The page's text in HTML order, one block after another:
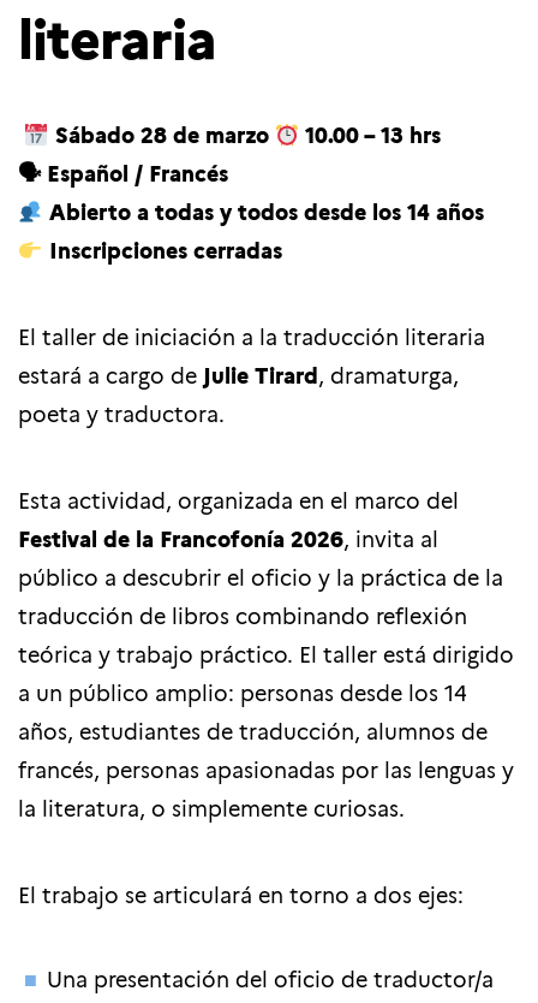
literaria
Sábado 28 de marzo
10.00 – 13 hrs
🗣 Español / Francés
Abierto a todas y todos desde los 14 años
Inscripciones cerradas
El taller de iniciación a la traducción literaria
estará a cargo de Julie Tirard, dramaturga,
poeta y traductora.
Esta actividad, organizada en el marco del
Festival de la Francofonía 2026, invita al
público a descubrir el oficio y la práctica de la
traducción de libros combinando reflexión
teórica y trabajo práctico. El taller está dirigido
a un público amplio: personas desde los 14
años, estudiantes de traducción, alumnos de
francés, personas apasionadas por las lenguas y
la literatura, o simplemente curiosas.
El trabajo se articulará en torno a dos ejes:
Una presentación del oficio de traductor/a